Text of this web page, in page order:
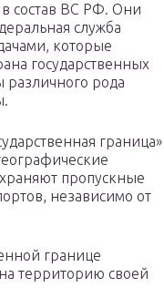
состав ВС РФ. Они
служба
которые
государственных
различного рода
граница»
пропускные
независимо от
границе
территорию своей